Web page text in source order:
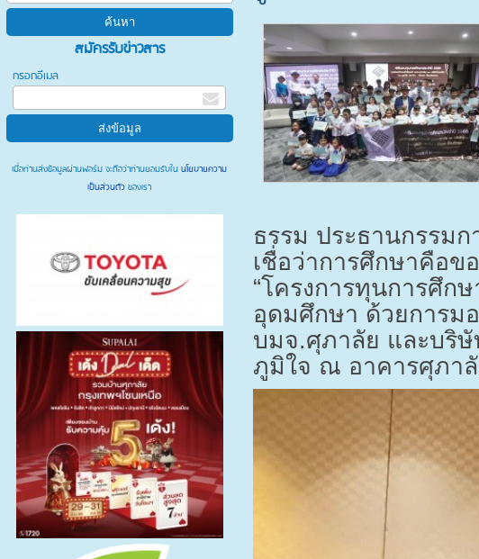
สมัครรับข่าวสาร
กรอกอีเมล
เมื่อท่านส่งข้อมูลผ่านฟอร์ม จะถือว่าท่านยอมรับในนโยบายความ
เป็นส่วนตัวของเรา
ธรรม ประธานกรรม
เชื่อว่าการศึกษาคือข
“โครงการทุนการศึก
อุดมศึกษา ด้วยการม
บมจ.ศุภาลัย และบริ
ภูมิใจ ณ อาคารศุภา